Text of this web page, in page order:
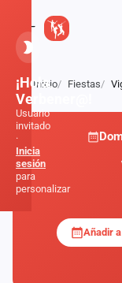
Atrás
Inicio Fiestas
Añadir
¡Hola,
Verbener@!
Usuario
invitado
·
Inicia
sesión
para
personalizar